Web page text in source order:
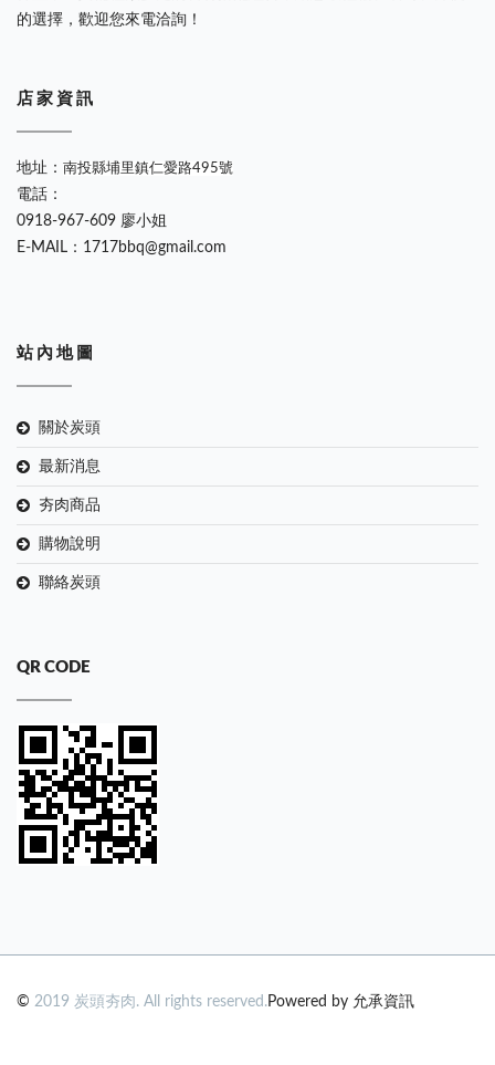
的選擇，歡迎您來電洽詢！
店 家 資 訊
地址： 南投縣埔里鎮仁愛路495號
電話：
0918-967-609 廖小姐
E-MAIL：1717bbq@gmail.com
站 內 地 圖
關於炭頭
最新消息
夯肉商品
購物說明
聯絡炭頭
QR CODE
© 2019 炭頭夯肉. All rights reserved.Powered by 允承資訊